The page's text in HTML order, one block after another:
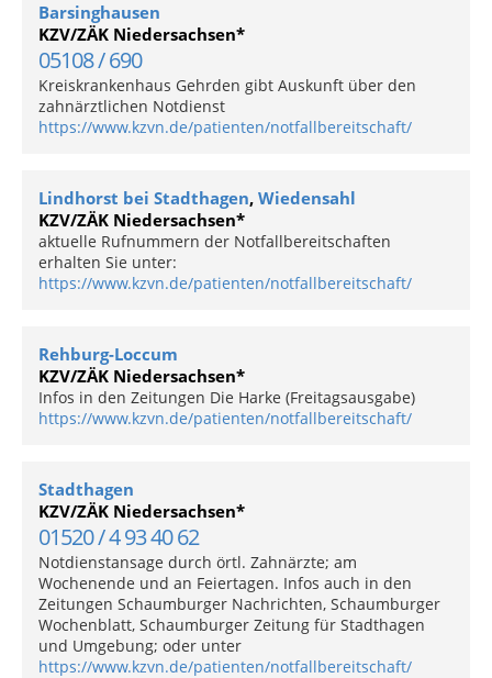
Barsinghausen
KZV/ZÄK Niedersachsen*
05108 / 690
Kreiskrankenhaus Gehrden gibt Auskunft über den
zahnärztlichen Notdienst
https://www.kzvn.de/patienten/notfallbereitschaft/
Lindhorst bei Stadthagen, Wiedensahl
KZV/ZÄK Niedersachsen*
aktuelle Rufnummern der Notfallbereitschaften
erhalten Sie unter:
https://www.kzvn.de/patienten/notfallbereitschaft/
Rehburg-Loccum
KZV/ZÄK Niedersachsen*
Infos in den Zeitungen Die Harke (Freitagsausgabe)
https://www.kzvn.de/patienten/notfallbereitschaft/
Stadthagen
KZV/ZÄK Niedersachsen*
01520 / 4 93 40 62
Notdienstansage durch örtl. Zahnärzte; am
Wochenende und an Feiertagen. Infos auch in den
Zeitungen Schaumburger Nachrichten, Schaumburger
Wochenblatt, Schaumburger Zeitung für Stadthagen
und Umgebung; oder unter
https://www.kzvn.de/patienten/notfallbereitschaft/